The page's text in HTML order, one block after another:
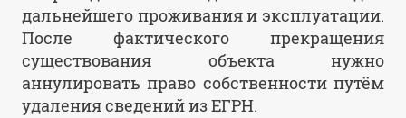
дальнейшего проживания и эксплуатации.
После фактического прекращения
существования объекта нужно
аннулировать право собственности путём
удаления сведений из ЕГРН.